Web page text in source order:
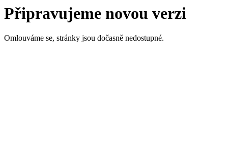
Připravujeme novou verzi
Omlouváme se, stránky jsou dočasně nedostupné.